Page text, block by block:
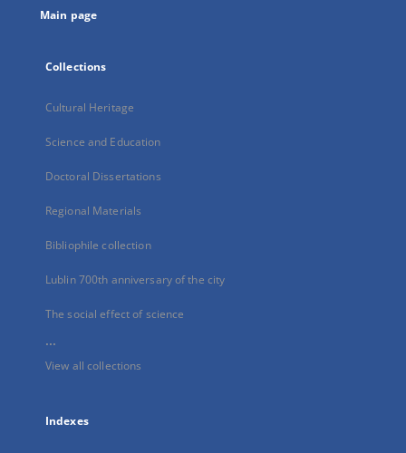
Main page
Collections
Cultural Heritage
Science and Education
Doctoral Dissertations
Regional Materials
Bibliophile collection
Lublin 700th anniversary of the city
The social effect of science
...
View all collections
Indexes